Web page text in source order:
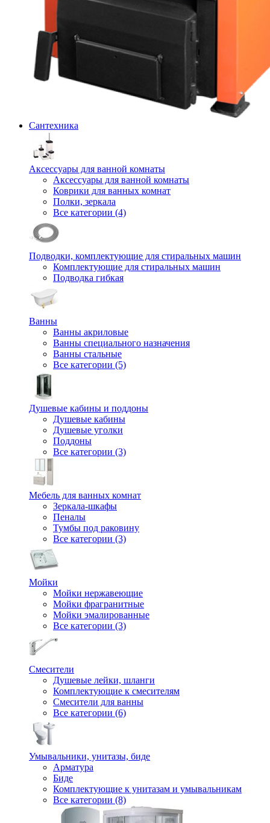
Сантехника
Аксессуары для ванной комнаты
Аксессуары для ванной комнаты
Коврики для ванных комнат
Полки, зеркала
Все категории (4)
Подводки, комплектующие для стиральных машин
Комплектующие для стиральных машин
Подводка гибкая
Ванны
Ванны акриловые
Ванны специального назначения
Ванны стальные
Все категории (5)
Душевые кабины и поддоны
Душевые кабины
Душевые уголки
Поддоны
Все категории (3)
Мебель для ванных комнат
Зеркала-шкафы
Пеналы
Тумбы под раковину
Все категории (3)
Мойки
Мойки нержавеющие
Мойки фрагранитные
Мойки эмалированные
Все категории (3)
Смесители
Душевые лейки, шланги
Комплектующие к смесителям
Смесители для ванны
Все категории (6)
Умывальники, унитазы, биде
Арматура
Биде
Комплектующие к унитазам и умывальникам
Все категории (8)